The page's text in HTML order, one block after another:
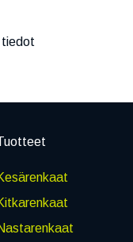
tiedot